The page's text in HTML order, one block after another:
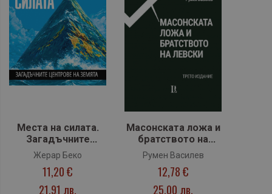
Места на силата.
Загадъчните
центрове на
Земята
Жерар Беко
11,20 €
21,91 лв.
Масонската ложа и
братството на
Левски - трето
Румен Василев
12,78 €
25,00 лв.